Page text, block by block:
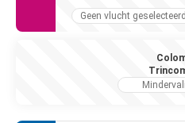
Geen vlucht geselecteerd